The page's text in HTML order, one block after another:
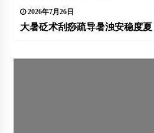
2026年7月26日
大暑砭术刮痧疏导暑浊安稳度夏